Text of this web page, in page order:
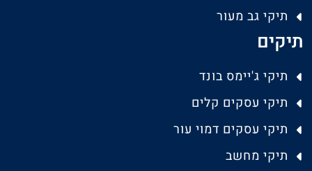
תיקי גב מעור
תיקים
תיקי ג'יימס בונד
תיקי עסקים קלים
תיקי עסקים דמוי עור
תיקי מחשב